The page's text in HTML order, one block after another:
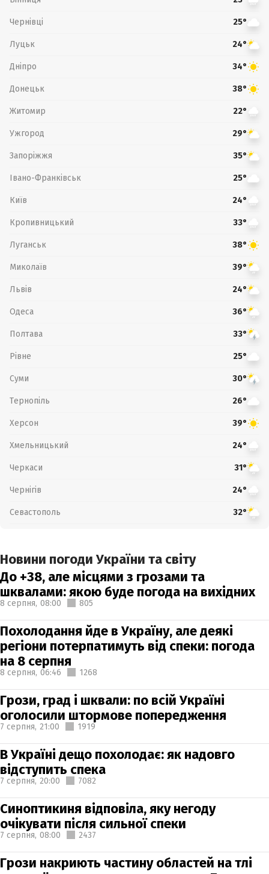
Чернівці 25°
Луцьк 24°
Дніпро 34°
Донецьк 38°
Житомир 22°
Ужгород 29°
Запоріжжя 35°
Івано-Франківськ 25°
Київ 24°
Кропивницький 33°
Луганськ 38°
Миколаїв 39°
Львів 24°
Одеса 36°
Полтава 33°
Рівне 25°
Суми 30°
Тернопіль 26°
Херсон 39°
Хмельницький 24°
Черкаси 31°
Чернігів 24°
Севастополь 32°
Новини погоди України та світу
До +38, але місцями з грозами та
шквалами: якою буде погода на вихідних
8 серпня, 08:00 805
Похолодання йде в Україну, але деякі
регіони потерпатимуть від спеки: погода
на 8 серпня
8 серпня, 06:46 1268
Грози, град і шквали: по всій Україні
оголосили штормове попередження
7 серпня, 21:00 1919
В Україні дещо похолодає: як надовго
відступить спека
7 серпня, 20:00 7082
Синоптикиня відповіла, яку негоду
очікувати після сильної спеки
7 серпня, 08:00 2437
Грози накриють частину областей на тлі